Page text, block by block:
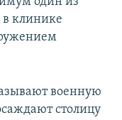
клинике
военную
столицу